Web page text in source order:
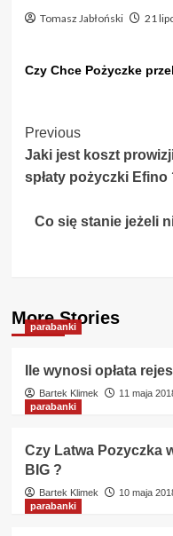
Tomasz Jabłoński 21
Czy Chce Pożyczke
Post
Navigation
Previous
Jaki jest koszt
spłaty pożyczki Efino
Co się stanie jeżeli
More Stories
parabanki
Ile wynosi opłata
Bartek Klimek
11 maja
parabanki
Czy Latwa Pozyczka
BIG ?
Bartek Klimek
10 maja
parabanki